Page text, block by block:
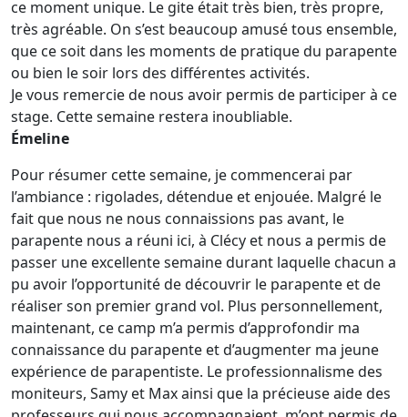
ce moment unique. Le gite était très bien, très propre,
très agréable. On s’est beaucoup amusé tous ensemble,
que ce soit dans les moments de pratique du parapente
ou bien le soir lors des différentes activités.
Je vous remercie de nous avoir permis de participer à ce
stage. Cette semaine restera inoubliable.
Émeline
Pour résumer cette semaine, je commencerai par
l’ambiance : rigolades, détendue et enjouée. Malgré le
fait que nous ne nous connaissions pas avant, le
parapente nous a réuni ici, à Clécy et nous a permis de
passer une excellente semaine durant laquelle chacun a
pu avoir l’opportunité de découvrir le parapente et de
réaliser son premier grand vol. Plus personnellement,
maintenant, ce camp m’a permis d’approfondir ma
connaissance du parapente et d’augmenter ma jeune
expérience de parapentiste. Le professionnalisme des
moniteurs, Samy et Max ainsi que la précieuse aide des